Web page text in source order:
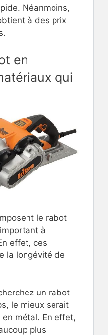
Néanmoins,
à des prix
en
qui
le rabot
à
effet, ces
la longévité de
un rabot
le mieux serait
en métal. En effet,
plus